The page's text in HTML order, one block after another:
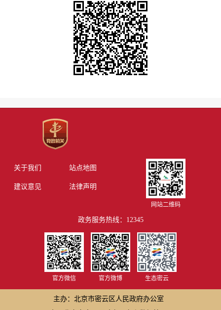
关于我们 站点地图
建议意见 法律声明
网站二维码
政务服务热线：12345
官方微信 官方微博 生态密云
主办：北京市密云区人民政府办公室